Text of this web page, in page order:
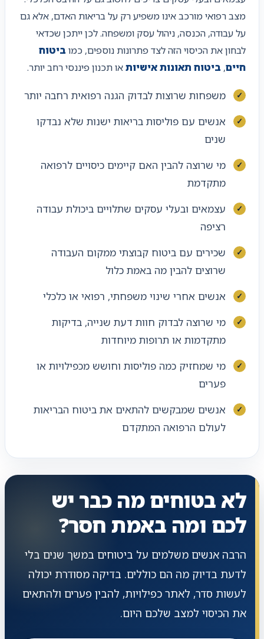
מצב רפואי מורכב אינו משפיע רק על בריאות האדם, אלא גם
על עבודה, הכנסה, ניהול עסק ומשפחה. לכן ייתכן שכדאי
לבחון את הכיסוי הזה לצד פתרונות נוספים, כמוביטוח
חיים, ביטוח תאונות אישיותאו תכנון פיננסי רחב יותר.
משפחות שרוצות לבדוק הגנה רפואית רחבה יותר
אנשים עם פוליסות בריאות ישנות שלא נבדקו
שנים
מי שרוצה להבין האם קיימים כיסויים לרפואה
מתקדמת
עצמאים ובעלי עסקים שתלויים ביכולת עבודה
רציפה
שכירים עם ביטוח קבוצתי ממקום העבודה
שרוצים להבין מה באמת כלול
אנשים אחרי שינוי משפחתי, רפואי או כלכלי
מי שרוצה לבדוק חוות דעת שנייה, בדיקות
מתקדמות או תרופות מיוחדות
מי שמחזיק כמה פוליסות וחושש מכפילויות או
פערים
אנשים שמבקשים להתאים את ביטוח הבריאות
לעולם הרפואה המתקדם
לא בטוחים מה כבר יש
לכם ומה באמת חסר?
הרבה אנשים משלמים על ביטוחים במשך שנים בלי
לדעת בדיוק מה הם כוללים. בדיקה מסודרת יכולה
לעשות סדר, לאתר כפילויות, להבין פערים ולהתאים
את הכיסוי למצב שלכם היום.